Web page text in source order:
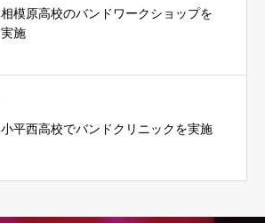
相模原高校のバンドワークショップを
実施
小平西高校でバンドクリニックを実施